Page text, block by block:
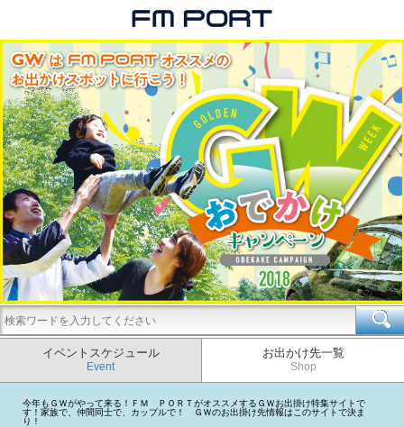
イベントスケジュール
Event
お出かけ先一覧
Shop
今年もＧＷがやって来る！ＦＭ ＰＯＲＴがオススメするＧＷお出掛け特集サイトで
す！家族で、仲間同士で、カップルで！ ＧＷのお出掛け先情報はこのサイトで決ま
り！